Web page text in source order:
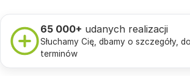
65 000+ udanych realizacji
Słuchamy Cię, dbamy o szczegóły,
terminów